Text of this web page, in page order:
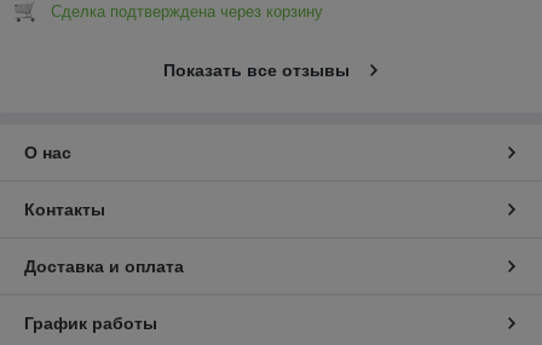
Сделка подтверждена через корзину
Показать все отзывы
О нас
Контакты
Доставка и оплата
График работы